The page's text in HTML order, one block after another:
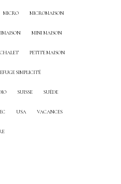
MICRO MICROMAISON
MINI MAISON
PETITE MAISON
SIMPLICITÉ
SUISSE SUÈDE
USA VACANCES